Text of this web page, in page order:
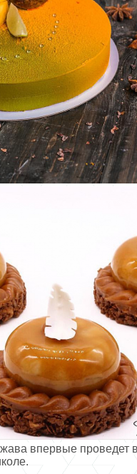
впервые проведет в